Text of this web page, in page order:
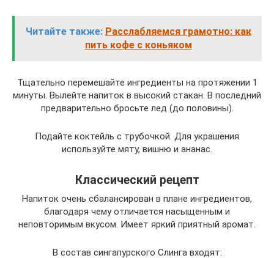
Читайте также: Расслабляемся грамотно: как
пить кофе с коньяком
Тщательно перемешайте ингредиенты на протяжении 1
минуты. Вылейте напиток в высокий стакан. В последний
предварительно бросьте лед (до половины).
Подайте коктейль с трубочкой. Для украшения
используйте мяту, вишню и ананас.
Классический рецепт
Напиток очень сбалансирован в плане ингредиентов,
благодаря чему отличается насыщенным и
неповторимым вкусом. Имеет яркий приятный аромат.
В состав сингапурского Слинга входят: